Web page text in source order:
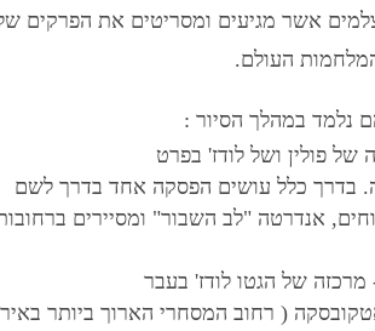
אשר מגיעים ומסריטים את הפרקים
המלחמות העולם.
נלמד במהלך הסיור :
פולין ושל לודז' בפרט
בדרך כלל עושים הפסקה אחד בדרך לשם
אנדרטה "לב השבור" ומסיירים
של הגטו לודז' בעבר
( רחוב המסחרי הארוך ביותר